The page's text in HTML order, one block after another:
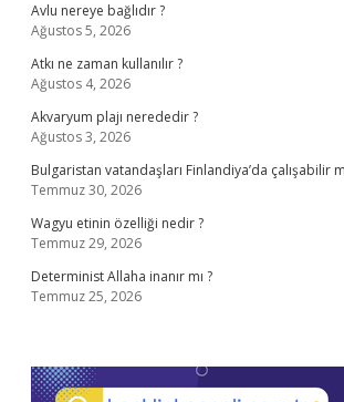
Avlu nereye bağlıdır ?
Ağustos 5, 2026
Atkı ne zaman kullanılır ?
Ağustos 4, 2026
Akvaryum plajı nerededir ?
Ağustos 3, 2026
Bulgaristan vatandaşları Finlandiya’da çalışabilir
Temmuz 30, 2026
Wagyu etinin özelliği nedir ?
Temmuz 29, 2026
Determinist Allaha inanır mı ?
Temmuz 25, 2026